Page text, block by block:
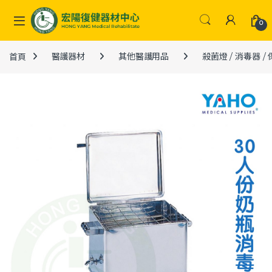
Skip to navigation
Skip to content
0
首頁 醫護器材 其他醫護用品 殺菌燈 / 消毒器 /